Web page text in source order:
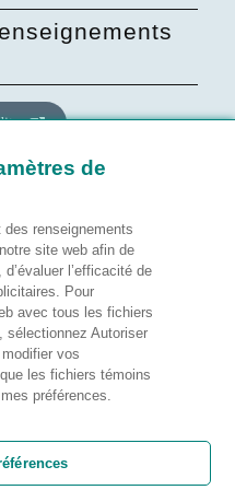
de
renseignements
site web afin de
l’efficacité de
Pour
avec tous les fichiers
sélectionnez Autoriser
vos
les fichiers témoins
préférences.